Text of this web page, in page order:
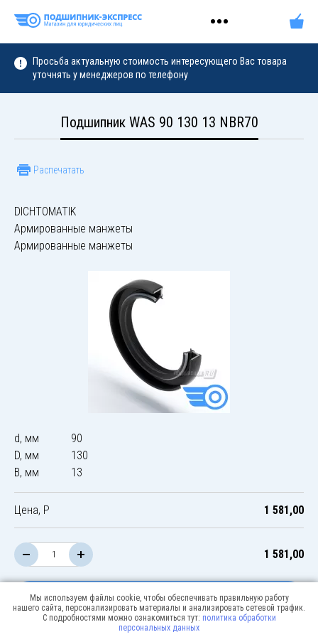
Просьба актуальную стоимость интересующего Вас товара
уточнять у менеджеров по телефону
Подшипник WAS 90 130 13 NBR70
Распечатать
DICHTOMATIK
Армированные манжеты
Армированные манжеты
d, мм
90
D, мм
130
B, мм
13
Цена, Р 1 581,00
1 581,00
В корзину
Мы используем файлы cookie, чтобы обеспечивать правильную работу
нашего сайта, персонализировать материалы и анализировать сетевой трафик.
С подробностями можно ознакомиться тут: политика обработки
персональных данных